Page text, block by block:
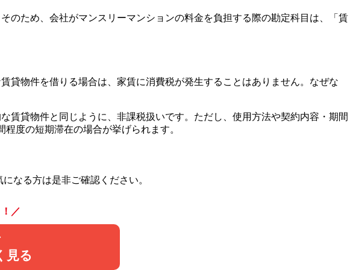
のため、会社がマンスリーマンションの料金を負担する際の勘定科目は、「賃
貸物件を借りる場合は、家賃に消費税が発生することはありません。なぜな
賃貸物件と同じように、非課税扱いです。ただし、使用方法や契約内容・期間
度の短期滞在の場合が挙げられます。
なる方は是非ご確認ください。
／
見る